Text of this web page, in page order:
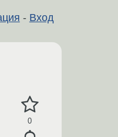
- Вход
0